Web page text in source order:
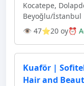
Kocatepe,
Beyoğlu/İstanbul
👁 47⭐20 oy⏰
Kuaför |
Hair and